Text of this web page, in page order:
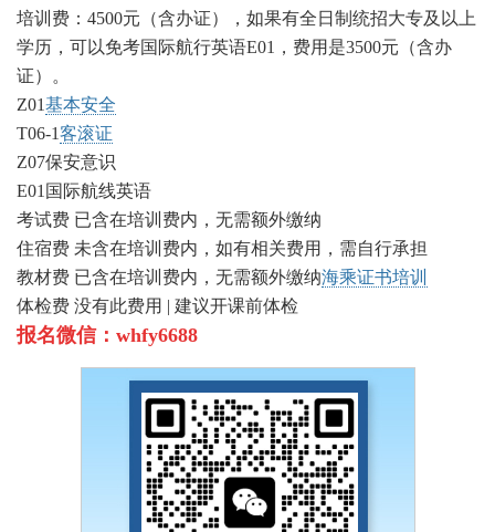
培训费：4500元（含办证），如果有全日制统招大专及以上
学历，可以免考国际航行英语E01，费用是3500元（含办
证）。
Z01基本安全
T06-1客滚证
Z07保安意识
E01国际航线英语
考试费 已含在培训费内，无需额外缴纳
住宿费 未含在培训费内，如有相关费用，需自行承担
教材费 已含在培训费内，无需额外缴纳海乘证书培训
体检费 没有此费用 | 建议开课前体检
报名微信：whfy6688